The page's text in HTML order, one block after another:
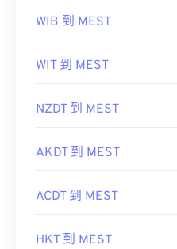
WIB 到 MEST
WIT 到 MEST
NZDT 到 MEST
AKDT 到 MEST
ACDT 到 MEST
HKT 到 MEST